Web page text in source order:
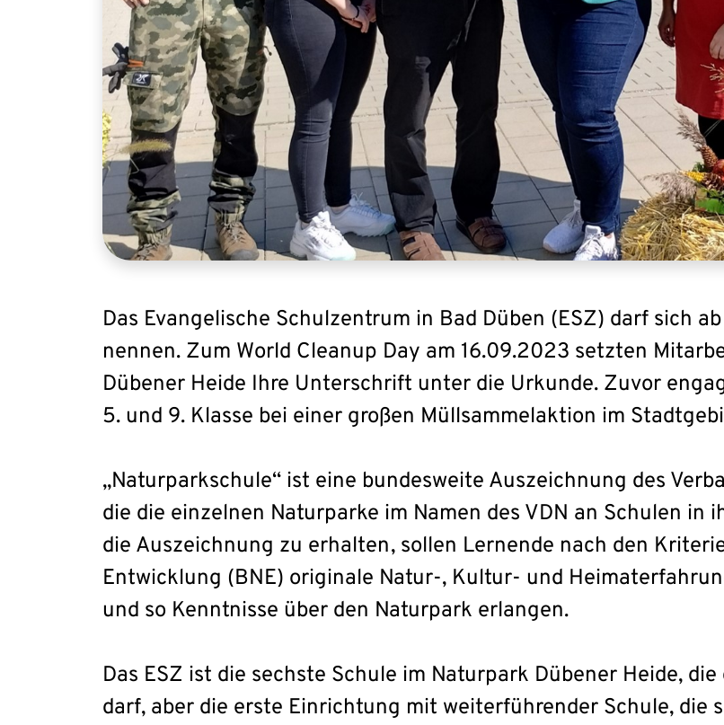
Das Evangelische Schulzentrum in Bad Düben (ESZ) darf sich
nennen. Zum World Cleanup Day am 16.09.2023 setzten
Dübener Heide Ihre Unterschrift unter die Urkunde. Zuvor
5. und 9. Klasse bei einer großen Müllsammelaktion im
„Naturparkschule“ ist eine bundesweite Auszeichnung des
die die einzelnen Naturparke im Namen des VDN an Schulen in
die Auszeichnung zu erhalten, sollen Lernende nach den
Entwicklung (BNE) originale Natur-, Kultur- und
und so Kenntnisse über den Naturpark erlangen.
Das ESZ ist die sechste Schule im Naturpark Dübener Heide,
darf, aber die erste Einrichtung mit weiterführender Schule, die